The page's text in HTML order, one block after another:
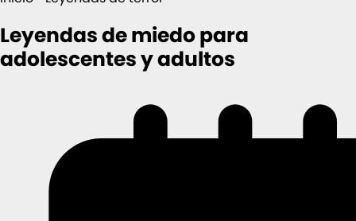
Leyendas de miedo para
adolescentes y adultos